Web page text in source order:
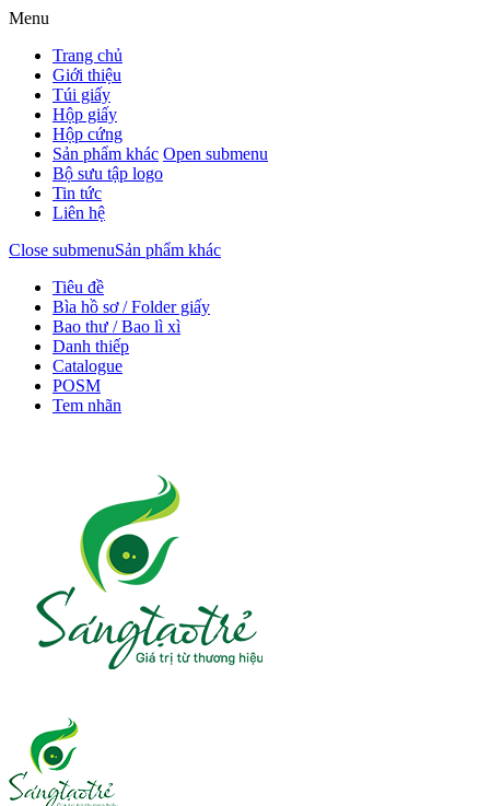
Menu
Trang chủ
Giới thiệu
Túi giấy
Hộp giấy
Hộp cứng
Sản phẩm khác Open submenu
Bộ sưu tập logo
Tin tức
Liên hệ
Close submenuSản phẩm khác
Tiêu đề
Bìa hồ sơ / Folder giấy
Bao thư / Bao lì xì
Danh thiếp
Catalogue
POSM
Tem nhãn